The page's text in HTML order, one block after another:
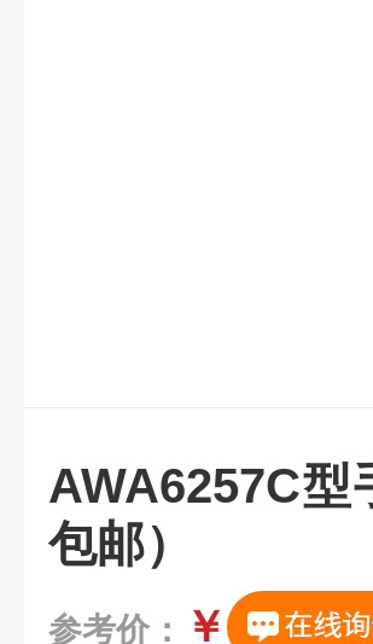
AWA6257C
包邮）
参考价： ￥